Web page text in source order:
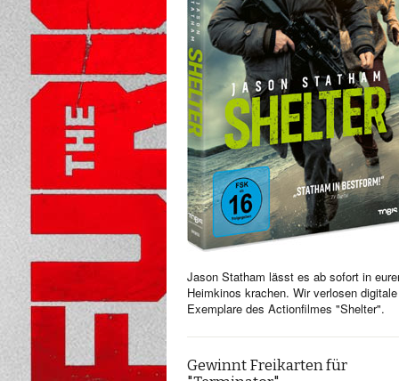
Jason Statham lässt es ab sofort in
Heimkinos krachen. Wir verlosen digitale
Exemplare des Actionfilmes "Shelter".
Gewinnt Freikarten für